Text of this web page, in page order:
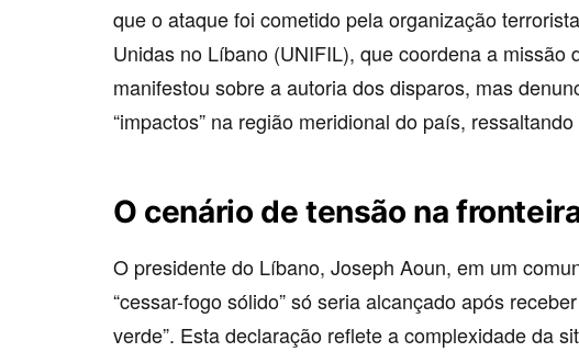
que o ataque foi cometido pela organização
Unidas no Líbano (UNIFIL), que coordena a missão
manifestou sobre a autoria dos disparos, mas
“impactos” na região meridional do país,
O cenário de tensão na
O presidente do Líbano, Joseph Aoun, em um
“cessar-fogo sólido” só seria alcançado após
verde”. Esta declaração reflete a complexidade da